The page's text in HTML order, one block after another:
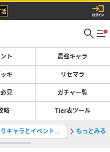
ト 最強キャラ
キ リセマラ
見 ガチャ一覧
略 Tier表ツール
サマーガチャ（夏ガチャ）の当たりキャラとイベント情報 2フルフ
もっとみる